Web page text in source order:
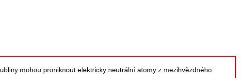
mohou proniknout elektricky neutrální atomy z mezihvězdného